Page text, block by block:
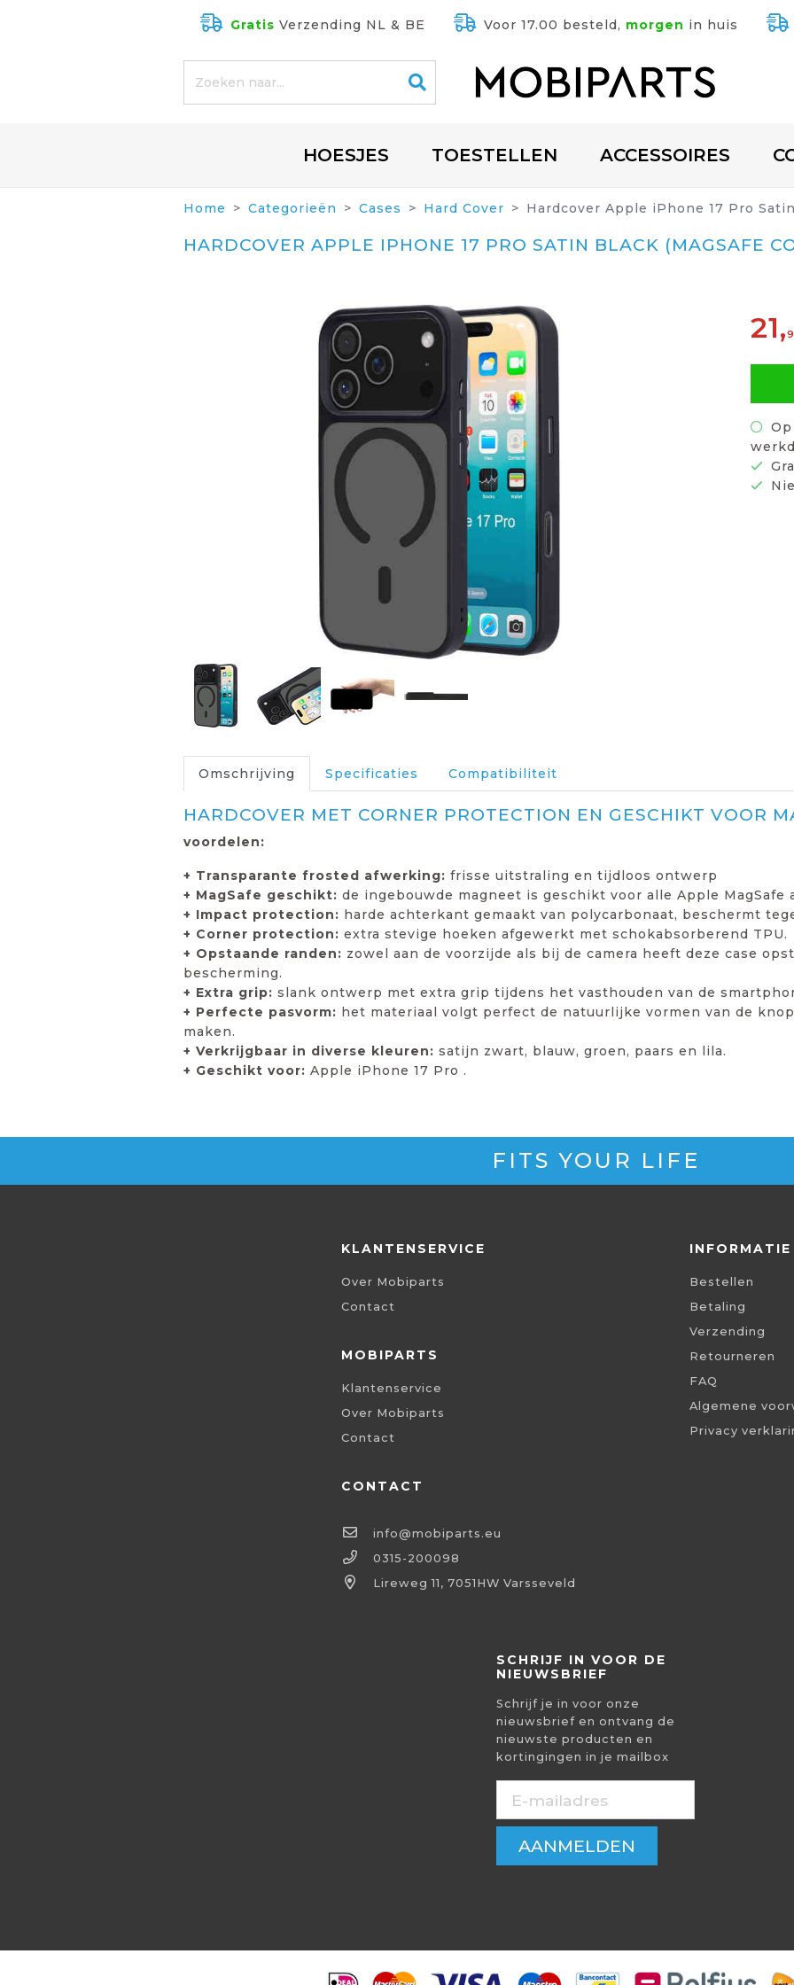
Gratis Verzending NL & BE Voor 17.00 besteld, morgen in huis
HOESJES TOESTELLEN ACCESSOIRES
Home Categorieën Cases Hard Cover Hardcover Apple iPhone 17 Pro
HARDCOVER APPLE IPHONE 17 PRO SATIN BLACK (MAGSAFE
21,
Omschrijving Specificaties Compatibiliteit
HARDCOVER MET CORNER PROTECTION EN GESCHIKT VOOR
voordelen:
+ Transparante frosted afwerking: frisse uitstraling en tijdloos ontwerp
+ MagSafe geschikt: de ingebouwde magneet is geschikt voor alle Apple MagSafe
+ Impact protection: harde achterkant gemaakt van polycarbonaat, beschermt
+ Corner protection: extra stevige hoeken afgewerkt met schokabsorberend TPU.
+ Opstaande randen: zowel aan de voorzijde als bij de camera heeft deze case
bescherming.
+ Extra grip: slank ontwerp met extra grip tijdens het vasthouden van de
+ Perfecte pasvorm: het materiaal volgt perfect de natuurlijke vormen van de
maken.
+ Verkrijgbaar in diverse kleuren: satijn zwart, blauw, groen, paars en lila.
+ Geschikt voor: Apple iPhone 17 Pro .
FITS YOUR LIFE
KLANTENSERVICE
Over Mobiparts
Contact
MOBIPARTS
Klantenservice
Over Mobiparts
Contact
CONTACT
info@mobiparts.eu
0315-200098
Lireweg 11, 7051HW Varsseveld
INFORMATIE
Bestellen
Betaling
Verzending
Retourneren
FAQ
Algemene
Privacy
SCHRIJF IN VOOR DE
NIEUWSBRIEF
Schrijf je in voor onze
nieuwsbrief en ontvang de
nieuwste producten en
kortingingen in je mailbox
AANMELDEN